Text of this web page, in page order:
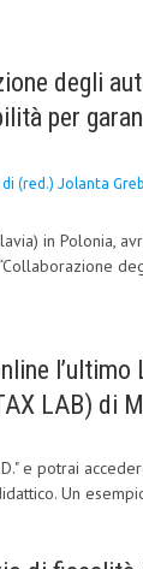
degli
per
di (red.) Jolanta
in Polonia,
l’ultimo
LAB) di
e potrai
Un